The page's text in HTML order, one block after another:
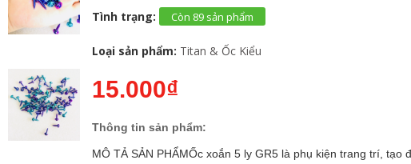
Tình trạng: Còn 89 sản phẩm
Loại sản phẩm: Titan & Ốc Kiểu
15.000₫
Thông tin sản phẩm:
MÔ TẢ SẢN PHẨMỐc xoắn 5 ly GR5 là phụ kiện trang trí, tạo